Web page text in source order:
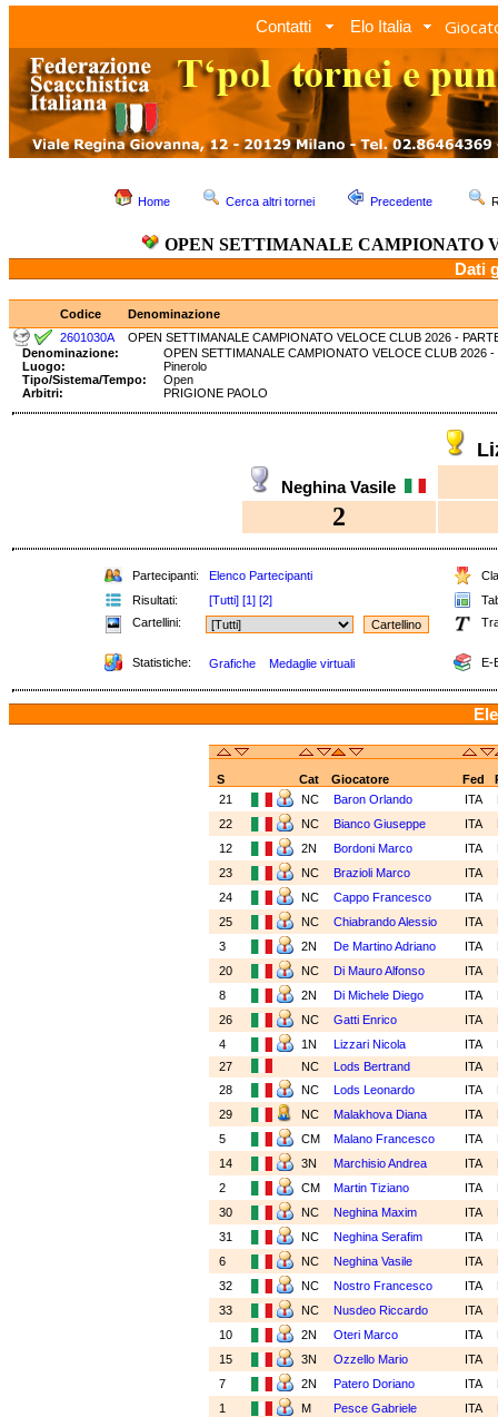
Contatti Elo Italia
Home Cerca altri tornei Precedente
OPEN SETTIMANALE CAMPIONATO
Dati
Codice
Denominazione
2601030A
OPEN SETTIMANALE CAMPIONATO VELOCE CLUB 2026 -
Denominazione:
OPEN SETTIMANALE CAMPIONATO VELOCE CLUB
Luogo:
Pinerolo
Tipo/Sistema/Tempo:
Open
Arbitri:
PRIGIONE PAOLO
Neghina Vasile
2
Partecipanti: Elenco Partecipanti
Risultati:
[Tutti] [1] [2]
Cartellini:
Statistiche: Grafiche Medaglie virtuali E-
S Cat Giocatore Fed
21
NC Baron Orlando ITA
22
NC Bianco Giuseppe ITA
12
2N Bordoni Marco ITA
23
NC Brazioli Marco ITA
24
NC Cappo Francesco ITA
25
NC Chiabrando Alessio ITA
3
2N De Martino Adriano ITA
20
NC Di Mauro Alfonso ITA
8
2N Di Michele Diego ITA
26
NC Gatti Enrico ITA
4
1N Lizzari Nicola ITA
27
NC Lods Bertrand ITA
28
NC Lods Leonardo ITA
29
NC Malakhova Diana ITA
5
CM Malano Francesco ITA
14
3N Marchisio Andrea ITA
2
CM Martin Tiziano ITA
30
NC Neghina Maxim ITA
31
NC Neghina Serafim ITA
6
NC Neghina Vasile ITA
32
NC Nostro Francesco ITA
33
NC Nusdeo Riccardo ITA
10
2N Oteri Marco ITA
15
3N Ozzello Mario ITA
7
2N Patero Doriano ITA
1
M Pesce Gabriele ITA